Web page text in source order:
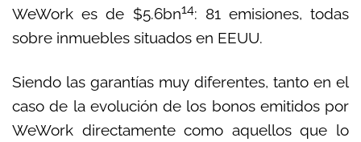
WeWork es de $5.6bn14: 81 emisiones, todas
sobre inmuebles situados en EEUU.
Siendo las garantías muy diferentes, tanto en el
caso de la evolución de los bonos emitidos por
WeWork directamente como aquellos que lo